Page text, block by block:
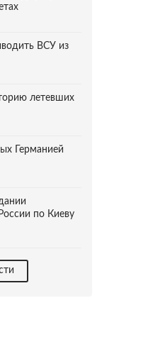
ВСУ из
летевших
Германией
по Киеву